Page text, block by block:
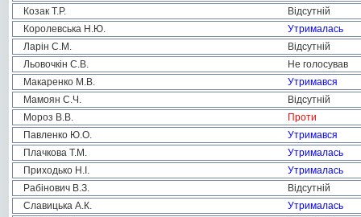
Козак Т.Р.
Відсутній
Королевська Н.Ю.
Утрималась
Ларін С.М.
Відсутній
Льовочкін С.В.
Не голосував
Макаренко М.В.
Утримався
Мамоян С.Ч.
Відсутній
Мороз В.В.
Проти
Павленко Ю.О.
Утримався
Плачкова Т.М.
Утрималась
Приходько Н.І.
Утрималась
Рабінович В.З.
Відсутній
Славицька А.К.
Утрималась